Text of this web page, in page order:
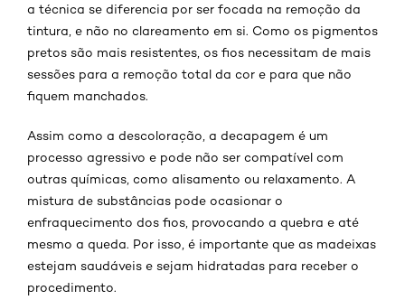
a técnica se diferencia por ser focada na remoção da
tintura, e não no clareamento em si. Como os pigmentos
pretos são mais resistentes, os fios necessitam de mais
sessões para a remoção total da cor e para que não
fiquem manchados.
Assim como a descoloração, a decapagem é um
processo agressivo e pode não ser compatível com
outras químicas, como alisamento ou relaxamento. A
mistura de substâncias pode ocasionar o
enfraquecimento dos fios, provocando a quebra e até
mesmo a queda. Por isso, é importante que as madeixas
estejam saudáveis e sejam hidratadas para receber o
procedimento.